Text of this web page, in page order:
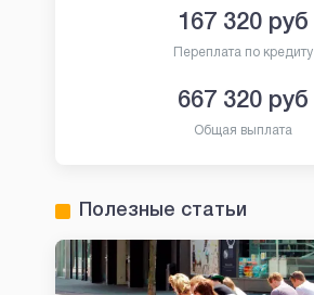
167 320руб
Переплата по кредиту
667 320руб
Общая выплата
Полезные статьи